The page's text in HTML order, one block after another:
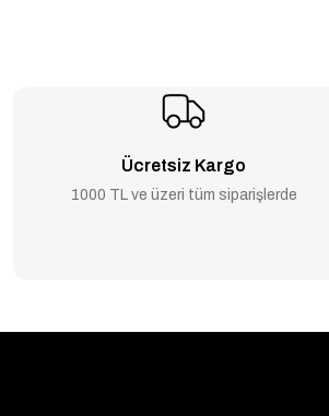
Ücretsiz Kargo
1000 TL ve üzeri tüm siparişlerde